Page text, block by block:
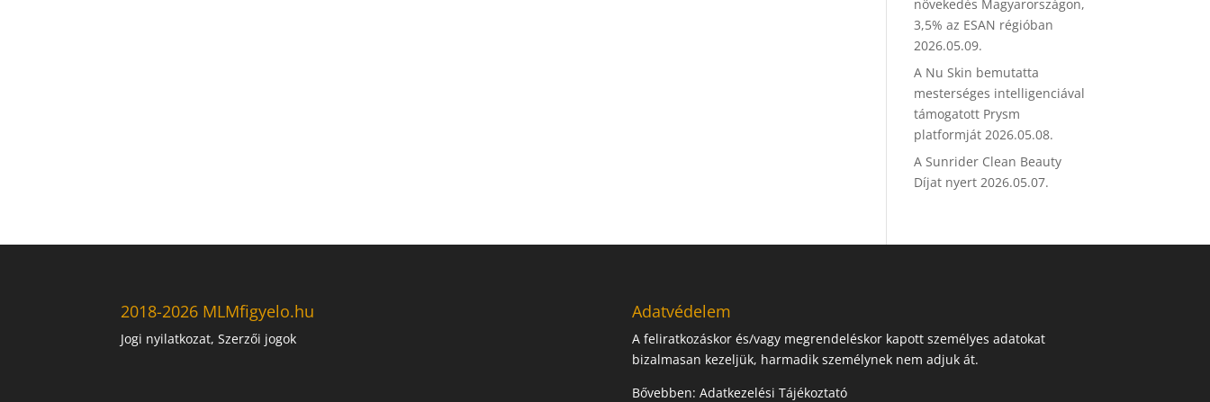
növekedés Magyarországon,
3,5% az ESAN régióban
2026.05.09.
A Nu Skin bemutatta
mesterséges intelligenciával
támogatott Prysm
platformját 2026.05.08.
A Sunrider Clean Beauty
Díjat nyert 2026.05.07.
2018-2026 MLMfigyelo.hu
Jogi nyilatkozat, Szerzői jogok
Adatvédelem
A feliratkozáskor és/vagy megrendeléskor kapott személyes adatokat
bizalmasan kezeljük, harmadik személynek nem adjuk át.
Bővebben: Adatkezelési Tájékoztató